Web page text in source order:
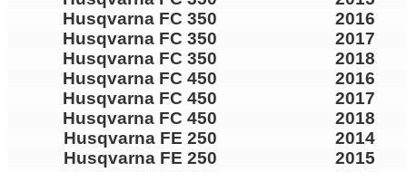
Husqvarna FC 350
2016
Husqvarna FC 350
2017
Husqvarna FC 350
2018
Husqvarna FC 450
2016
Husqvarna FC 450
2017
Husqvarna FC 450
2018
Husqvarna FE 250
2014
Husqvarna FE 250
2015